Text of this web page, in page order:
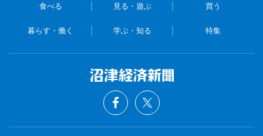
食べる 見る・遊ぶ 買う
暮らす・働く 学ぶ・知る 特集